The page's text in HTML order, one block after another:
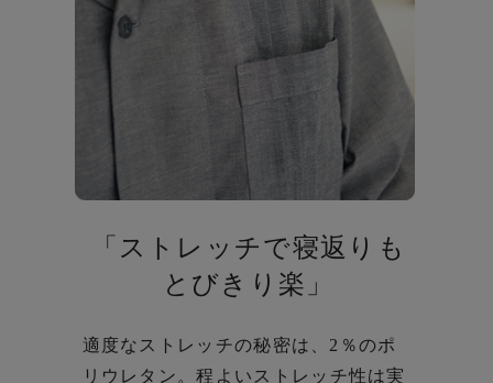
「ストレッチで寝返りも
とびきり楽」
適度なストレッチの秘密は、2％のポ
リウレタン。程よいストレッチ性は実